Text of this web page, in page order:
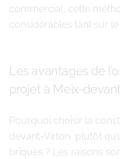
commercial, cette
considérables tant sur
Les avantages de
projet à Meix-
Pourquoi choisir la
devant-Virton plutôt
briques ? Les raisons